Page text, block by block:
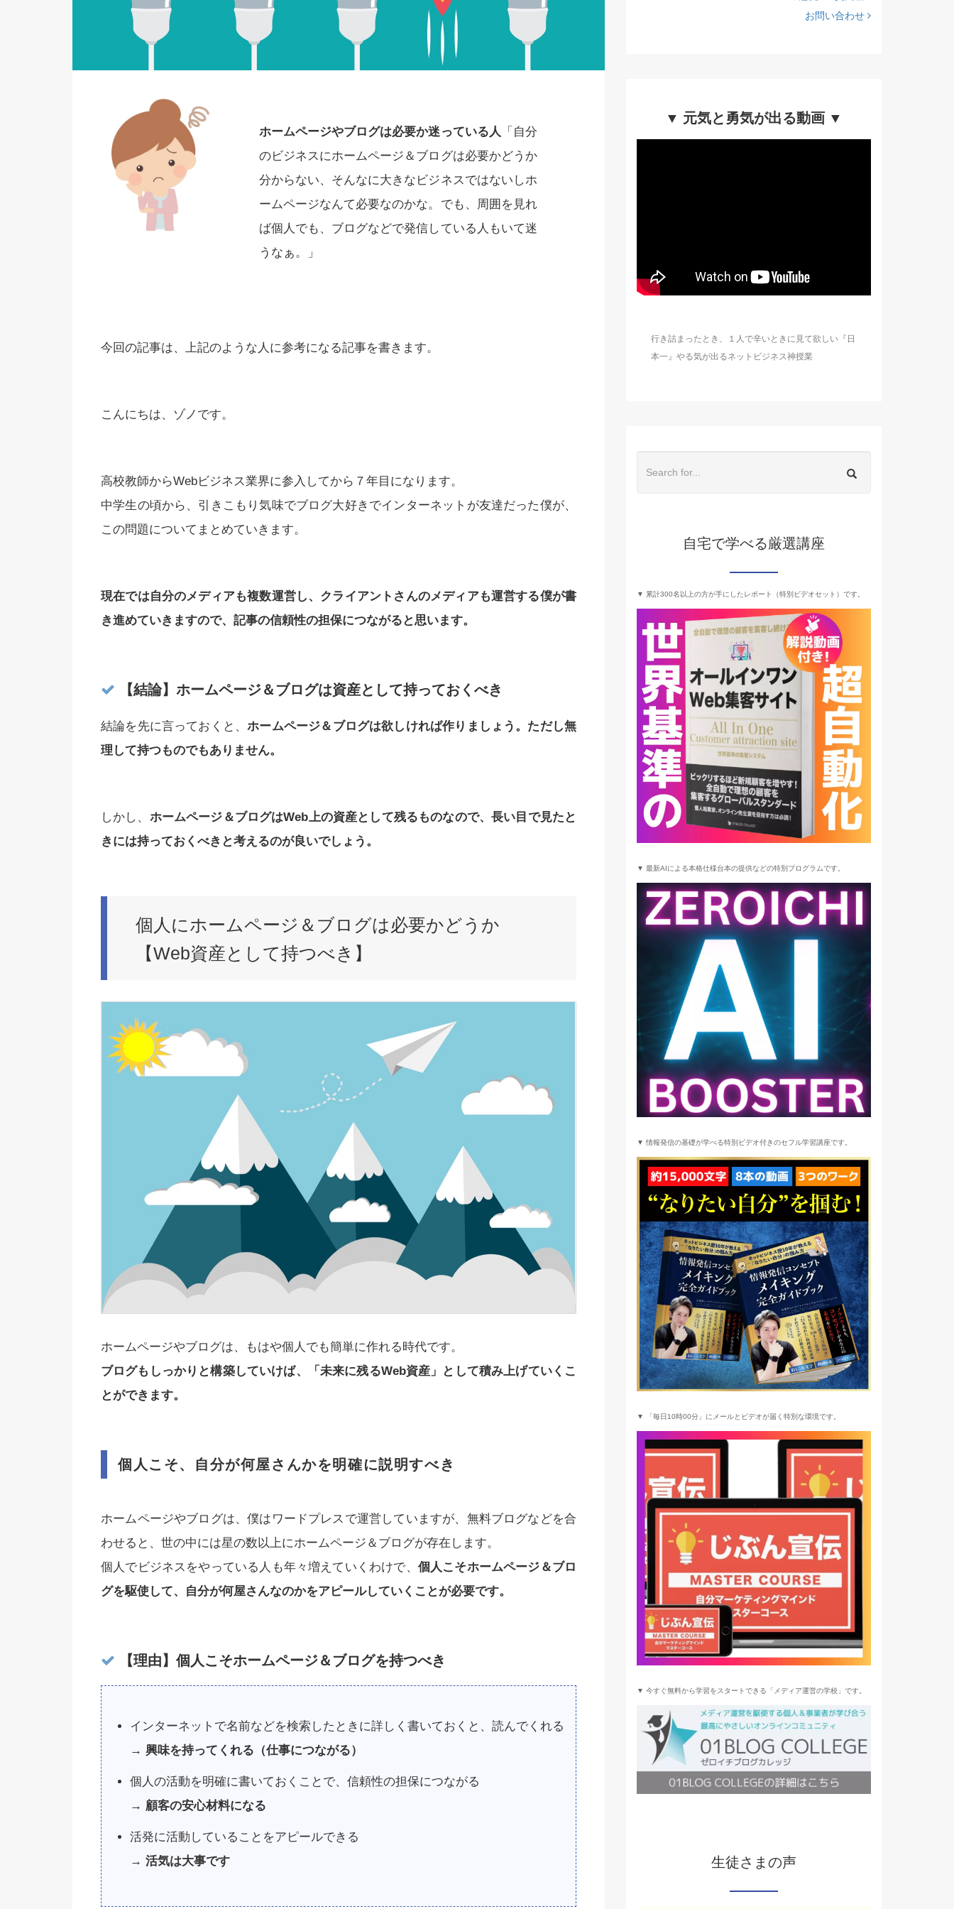
ホームページやブログは必要か迷っている人 「自分
のビジネスにホームページ＆ブログは必要かどうか
分からない、そんなに大きなビジネスではないしホ
ームページなんて必要なのかな。でも、周囲を見れ
ば個人でも、ブログなどで発信している人もいて迷
うなぁ。」
今回の記事は、上記のような人に参考になる記事を書きます。
こんにちは、ゾノです。
高校教師からWebビジネス業界に参入してから７年目になります。
中学生の頃から、引きこもり気味でブログ大好きでインターネットが友達だった僕が、
この問題についてまとめていきます。
現在では自分のメディアも複数運営し、クライアントさんのメディアも運営する僕が書
き進めていきますので、記事の信頼性の担保につながると思います。
【結論】ホームページ＆ブログは資産として持っておくべき
結論を先に言っておくと、ホームページ＆ブログは欲しければ作りましょう。ただし無
理して持つものでもありません。
しかし、 ホームページ＆ブログはWeb上の資産として残るものなので、長い目で見たと
きには持っておくべきと考えるのが良いでしょう。
個人にホームページ＆ブログは必要かどうか
【Web資産として持つべき】
ホームページやブログは、もはや個人でも簡単に作れる時代です。
ブログもしっかりと構築していけば、「未来に残るWeb資産」として積み上げていくこ
とができます。
個人こそ、自分が何屋さんかを明確に説明すべき
ホームページやブログは、僕はワードプレスで運営していますが、無料ブログなどを合
わせると、世の中には星の数以上にホームページ＆ブログが存在します。
個人でビジネスをやっている人も年々増えていくわけで、 個人こそホームページ＆ブロ
グを駆使して、自分が何屋さんなのかをアピールしていくことが必要です。
【理由】個人こそホームページ＆ブログを持つべき
インターネットで名前などを検索したときに詳しく書いておくと、読んでくれる
→ 興味を持ってくれる（仕事につながる）
個人の活動を明確に書いておくことで、信頼性の担保につながる
→ 顧客の安心材料になる
活発に活動していることをアピールできる
→ 活気は大事です
お問い合わせ
▼ 元気と勇気が出る動画 ▼
行き詰まったとき、１人で辛いときに見て欲しい『日
本一』やる気が出るネットビジネス神授業
自宅で学べる厳選講座
▼ 累計300名以上の方が手にしたレポート（特別ビデオセット）です。
▼ 最新AIによる本格仕様台本の提供などの特別プログラムです。
▼ 情報発信の基礎が学べる特別ビデオ付きのセフル学習講座です。
▼ 「毎日10時00分」にメールとビデオが届く特別な環境です。
▼ 今すぐ無料から学習をスタートできる「メディア運営の学校」です。
生徒さまの声